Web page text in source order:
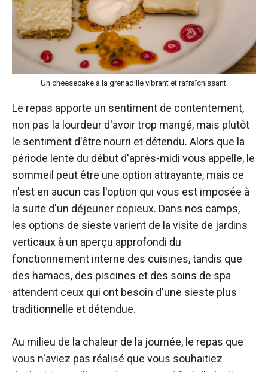
Un cheesecake à la grenadille vibrant et rafraîchissant.
Le repas apporte un sentiment de contentement,
non pas la lourdeur d'avoir trop mangé, mais plutôt
le sentiment d'être nourri et détendu. Alors que la
période lente du début d'après-midi vous appelle, le
sommeil peut être une option attrayante, mais ce
n'est en aucun cas l'option qui vous est imposée à
la suite d'un déjeuner copieux. Dans nos camps,
les options de sieste varient de la visite de jardins
verticaux à un aperçu approfondi du
fonctionnement interne des cuisines, tandis que
des hamacs, des piscines et des soins de spa
attendent ceux qui ont besoin d'une sieste plus
traditionnelle et détendue.
Au milieu de la chaleur de la journée, le repas que
vous n'aviez pas réalisé que vous souhaitiez